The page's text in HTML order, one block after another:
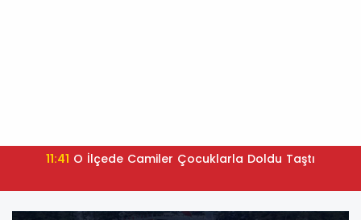
11:41 O İlçede Camiler Çocuklarla Doldu Taştı